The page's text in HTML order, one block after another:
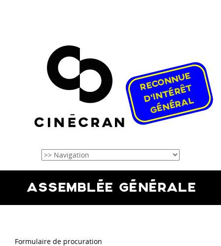
ASSEMBLÉE GÉNÉRALE
Formulaire de procuration